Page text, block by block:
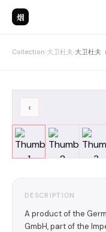
烟
Collection›大卫杜夫›大卫杜夫
‹
DESCRIPTION
A product of the
GmbH, part of the